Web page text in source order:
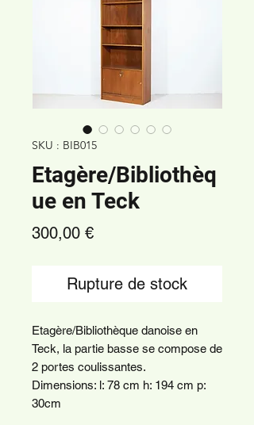
SKU : BIB015
Etagère/Bibliothèq
ue en Teck
300,00 €Prix
Rupture de stock
Etagère/Bibliothèque danoise en
Teck, la partie basse se compose de
2 portes coulissantes.
Dimensions: l: 78 cm h: 194 cm p:
30cm